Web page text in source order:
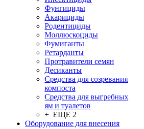
Фунгициды
Акарициды
Родентициды
Моллюскоциды
Фумиганты
Ретарданты
Протравители семян
Десиканты
Средства для созревания
компоста
Средства для выгребных
ям и туалетов
+ ЕЩЕ 2
Оборудование для внесения